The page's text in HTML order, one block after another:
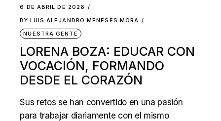
6 DE ABRIL DE 2026
BY LUIS ALEJANDRO MENESES MORA
NUESTRA GENTE
LORENA BOZA: EDUCAR CON
VOCACIÓN, FORMANDO
DESDE EL CORAZÓN
Sus retos se han convertido en una pasión
para trabajar diariamente con el mismo